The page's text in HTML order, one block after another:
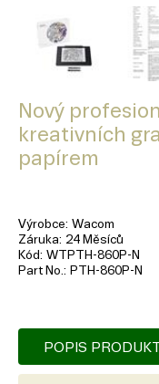
Nový
kreativních
papírem
Výrobce Wacom
Záruka 24 Měsíců
Kód WTPTH-860P-N
Part No.
PTH-860P-N
POPIS